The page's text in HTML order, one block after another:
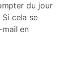
du jour
cela se
en